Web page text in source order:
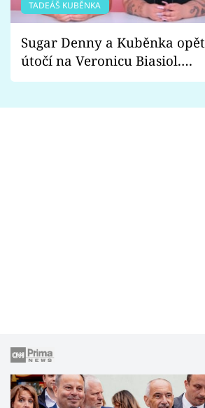
TADEÁŠ KUBĚNKA
Sugar Denny a Kuběnka opět
útočí na Veronicu Biasiol.
Proč je podle nich falešná a